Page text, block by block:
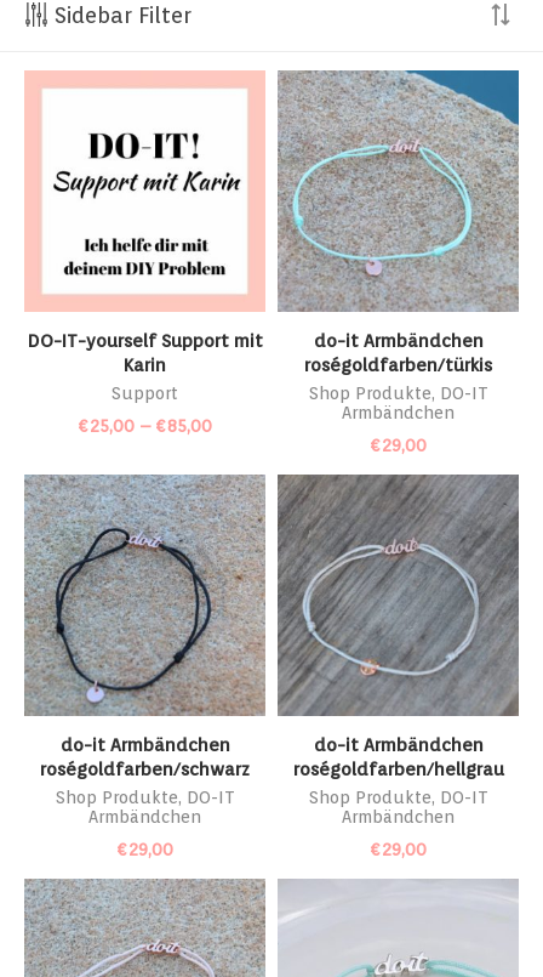
Sidebar Filter
DO-IT-yourself Support mit
Karin
Support
€25,00 – €85,00
do-it Armbändchen
roségoldfarben/türkis
Shop Produkte, DO-IT
Armbändchen
€29,00
do-it Armbändchen
roségoldfarben/schwarz
Shop Produkte, DO-IT
Armbändchen
€29,00
do-it Armbändchen
roségoldfarben/hellgrau
Shop Produkte, DO-IT
Armbändchen
€29,00